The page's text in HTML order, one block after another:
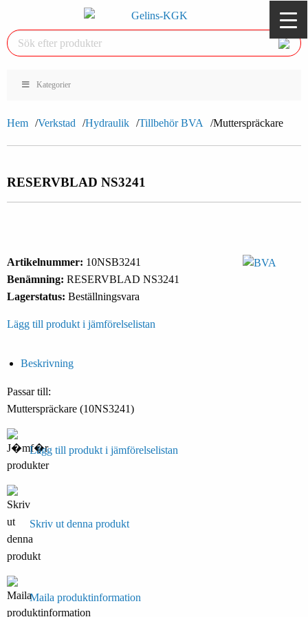
Kategorier
Hem Verkstad Hydraulik Tillbehör BVA Mutterspräckare
RESERVBLAD NS3241
Artikelnummer: 10NSB3241
Benämning: RESERVBLAD NS3241
Lagerstatus: Beställningsvara
Lägg till produkt i jämförelselistan
Beskrivning
Passar till:
Mutterspräckare (10NS3241)
Lägg till produkt i jämförelselistan
Skriv ut denna produkt
Maila produktinformation